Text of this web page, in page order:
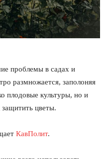
проблемы в садах и
размножается, заполоняя
плодовые культуры, но и
цветы.
КавПолит.